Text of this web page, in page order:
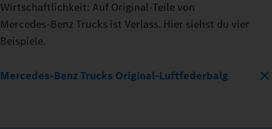
Wirtschaftlichkeit: Auf Original‑Teile von
Mercedes‑Benz Trucks ist Verlass. Hier siehst du vier
Beispiele.
Mercedes‑Benz Trucks Original‑Luftfederbalg